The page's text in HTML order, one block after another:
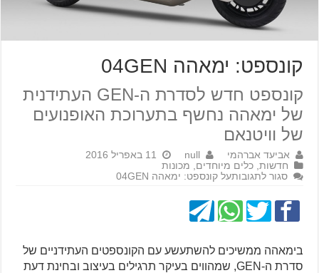
קונספט: ימאהה 04GEN
קונספט חדש לסדרת ה-GEN העתידנית
של ימאהה נחשף בתערוכת האופנועים
של וויטנאם
אביעד אברהמי null
11 באפריל 2016
חדשות ,כלים מיוחדים
מכונות
סגור לתגובותעל קונספט: ימאהה 04GEN
בימאהה ממשיכים להשתעשע עם הקונספטים העתידניים של
סדרת ה-GEN, שמהווים בעיקר תרגילים בעיצוב ובחינת דעת